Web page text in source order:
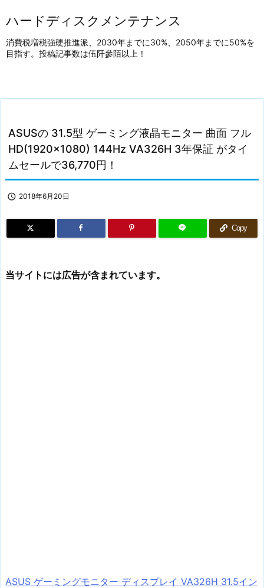
ハードディスクメンテナンス
消費税増税強硬推進派、2030年までに30%、2050年までに50%を
目指す。投稿記事数は伍阡參陌以上！
ASUSの 31.5型 ゲーミング液晶モニター 曲面 フル
HD(1920×1080) 144Hz VA326H 3年保証 がタイ
ムセールで36,770円！
 2018年6月20日
Copy
当サイトには広告が含まれています。
ASUS ゲーミングモニター ディスプレイ VA326H 31.5イン